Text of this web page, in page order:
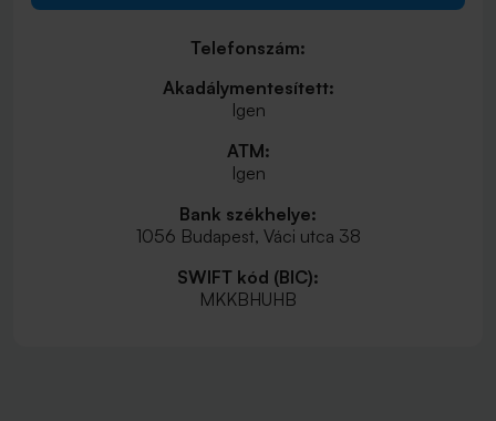
Telefonszám:
Akadálymentesített:
Igen
ATM:
Igen
Bank székhelye:
1056 Budapest, Váci utca 38
SWIFT kód (BIC):
MKKBHUHB